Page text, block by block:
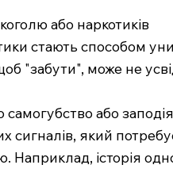
або наркотиків
стають способом
"забути", може не
або
сигналів, який
Наприклад, історія